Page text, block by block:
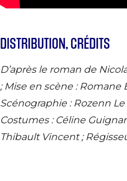
DISTRIBUTION, CRÉDITS
D’après le roman de
; Mise en scène : Romane
Scénographie : Rozenn
Costumes : Céline
Thibault Vincent ;